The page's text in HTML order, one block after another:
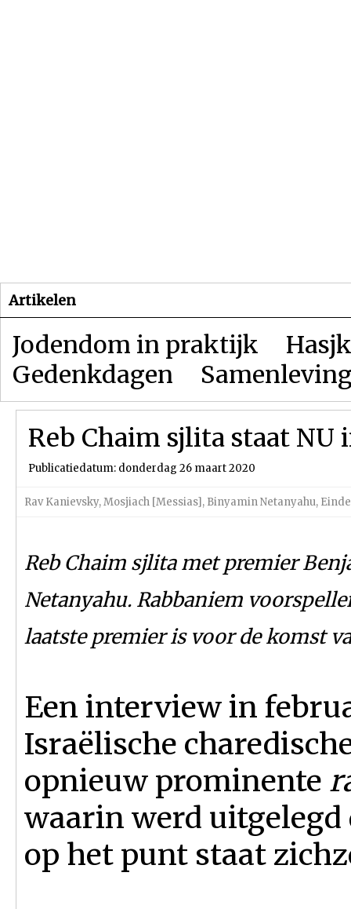
Artikelen
Jodendom in praktijk
Gedenkdagen
Reb Chaim sjlita staat
Publicatiedatum: donderdag 26 maart 2020
Rav Kanievsky,Mosjiach [Messias], Binyamin Netanyahu,
Reb Chaim sjlita met premier
Netanyahu. Rabbaniem
laatste premier is voor de komst
Een interview in
Israëlische
opnieuw prominente
waarin werd
op het punt staat